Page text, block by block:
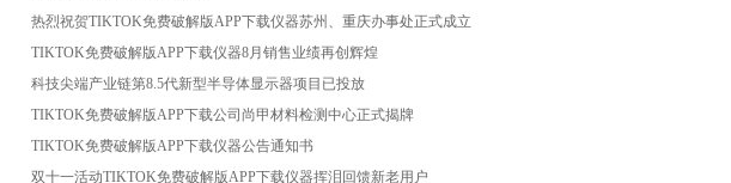
热烈祝贺TIKTOK免费破解版APP下载仪器苏州、重庆办事处正式成立
TIKTOK免费破解版APP下载仪器8月销售业绩再创辉煌
科技尖端产业链第8.5代新型半导体显示器项目已投放
TIKTOK免费破解版APP下载公司尚甲材料检测中心正式揭牌
TIKTOK免费破解版APP下载仪器公告通知书
双十一活动TIKTOK免费破解版APP下载仪器挥泪回馈新老用户